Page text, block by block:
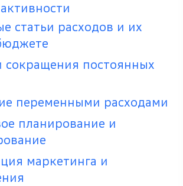
статьи расходов и их
сокращения постоянных
переменными расходами
планирование и
маркетинга и